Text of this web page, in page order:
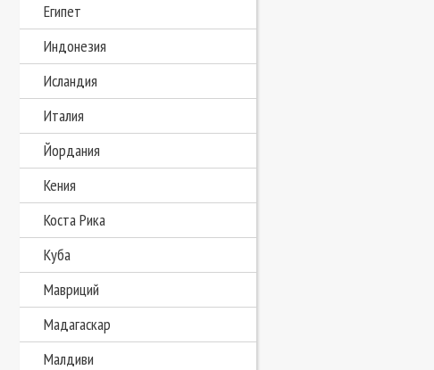
Египет
Индонезия
Исландия
Италия
Йордания
Кения
Коста Рика
Куба
Мавриций
Мадагаскар
Малдиви